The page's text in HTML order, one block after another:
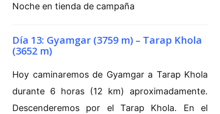
Noche en tienda de campaña
Día 13: Gyamgar (3759 m) – Tarap Khola
(3652 m)
Hoy caminaremos de Gyamgar a Tarap Khola
durante 6 horas (12 km) aproximadamente.
Descenderemos por el Tarap Khola. En el